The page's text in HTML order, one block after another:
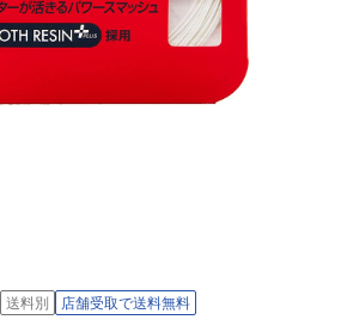
送料別 店舗受取で送料無料